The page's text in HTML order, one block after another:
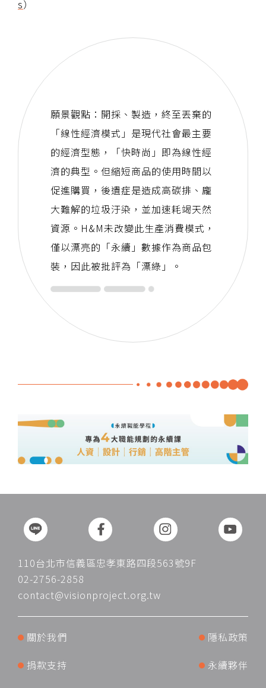
s）
願景觀點：開採、製造，終至丟棄的
「線性經濟模式」是現代社會最主要
的經濟型態，「快時尚」即為線性經
濟的典型。但縮短商品的使用時間以
促進購買，後遺症是造成高碳排、龐
大難解的垃圾汙染，並加速耗竭天然
資源。H&M未改變此生產消費模式，
僅以漂亮的「永續」數據作為商品包
裝，因此被批評為「漂綠」。
110台北市信義區忠孝東路四段563號9F
02-2756-2858
contact@visionproject.org.tw
關於我們
隱私政策
捐款支持
永續夥伴